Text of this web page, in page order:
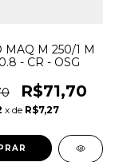
MAQ M 250/1 M
- CR - OSG
R$71,70
x de R$7,27